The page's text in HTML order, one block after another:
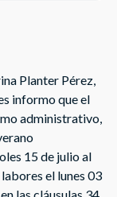
en el
una beca
Planter Pérez,
informo que el
administrativo,
15 de julio al
el lunes 03
las cláusulas 34